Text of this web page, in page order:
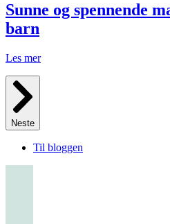
Sunne og spennende
barn
Les mer
Neste
Til bloggen